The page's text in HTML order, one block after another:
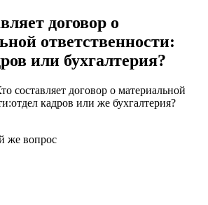
договор о
ответственности:
или бухгалтерия?
составляет договор о материальной
кадров или же бухгалтерия?
же вопрос